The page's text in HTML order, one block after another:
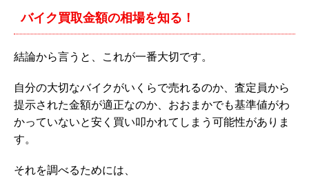
バイク買取金額の相場を知る！
結論から言うと、これが一番大切です。
自分の大切なバイクがいくらで売れるのか、査定員から
提示された金額が適正なのか、おおまかでも基準値がわ
かっていないと安く買い叩かれてしまう可能性がありま
す。
それを調べるためには、